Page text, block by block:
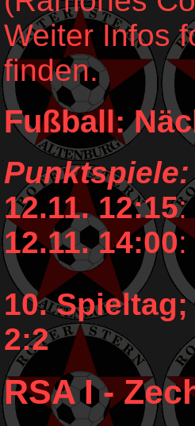
Weiter Infos
finden.
Fußball:
Punktspiele:
12.11. 12:15:
12.11. 14:00
10.
2:2
RSA I -